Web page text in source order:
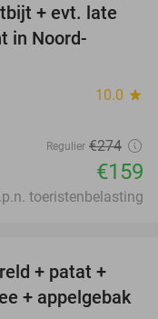
42%
+ evt. late
in Noord-
10.0 star
Regulier €274
€159
toeristenbelasting
23%
+ patat +
+ appelgebak